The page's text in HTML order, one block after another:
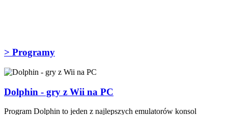
> Programy
Dolphin - gry z Wii na PC
Program Dolphin to jeden z najlepszych emulatorów konsol